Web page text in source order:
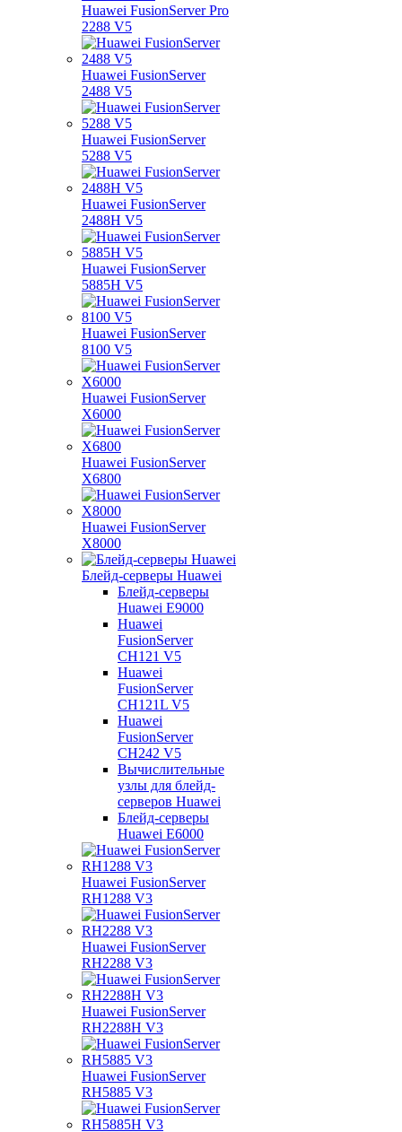
Huawei FusionServer Pro
2288 V5
Huawei FusionServer
2488 V5
Huawei FusionServer
5288 V5
Huawei FusionServer
2488H V5
Huawei FusionServer
5885H V5
Huawei FusionServer
8100 V5
Huawei FusionServer
X6000
Huawei FusionServer
X6800
Huawei FusionServer
X8000
Блейд-серверы Huawei
Блейд-серверы
Huawei E9000
Huawei
FusionServer
CH121 V5
Huawei
FusionServer
CH121L V5
Huawei
FusionServer
CH242 V5
Вычислительные
узлы для блейд-
серверов Huawei
Блейд-серверы
Huawei E6000
Huawei FusionServer
RH1288 V3
Huawei FusionServer
RH2288 V3
Huawei FusionServer
RH2288H V3
Huawei FusionServer
RH5885 V3